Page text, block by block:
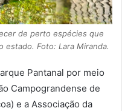
de perto espécies que
estado. Foto: Lara Miranda.
Pantanal por meio
Campograndense de
e a Associação da